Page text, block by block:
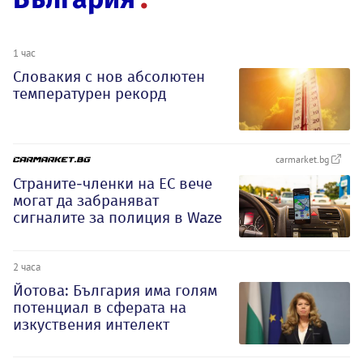
1 час
Словакия с нов абсолютен
температурен рекорд
carmarket.bg
Страните-членки на ЕС вече
могат да забраняват
сигналите за полиция в Waze
2 часа
Йотова: България има голям
потенциал в сферата на
изкуствения интелект